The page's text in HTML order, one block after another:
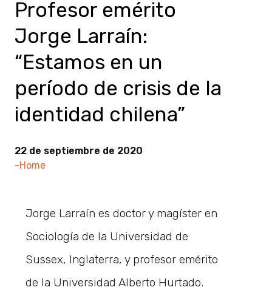
Profesor emérito
Jorge Larraín:
“Estamos en un
período de crisis de la
identidad chilena”
22 de septiembre de 2020
-Home
Jorge Larraín es doctor y magíster en
Sociología de la Universidad de
Sussex, Inglaterra, y profesor emérito
de la Universidad Alberto Hurtado.